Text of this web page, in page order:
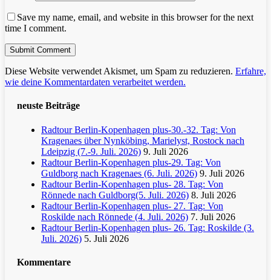
Save my name, email, and website in this browser for the next
time I comment.
Diese Website verwendet Akismet, um Spam zu reduzieren. Erfahre,
wie deine Kommentardaten verarbeitet werden.
neuste Beiträge
Radtour Berlin-Kopenhagen plus-30.-32. Tag: Von
Kragenaes über Nynköbing, Marielyst, Rostock nach
Ldeipzig (7.-9. Juli. 2026) 9. Juli 2026
Radtour Berlin-Kopenhagen plus-29. Tag: Von
Guldborg nach Kragenaes (6. Juli. 2026) 9. Juli 2026
Radtour Berlin-Kopenhagen plus- 28. Tag: Von
Rönnede nach Guldborg(5. Juli. 2026) 8. Juli 2026
Radtour Berlin-Kopenhagen plus- 27. Tag: Von
Roskilde nach Rönnede (4. Juli. 2026) 7. Juli 2026
Radtour Berlin-Kopenhagen plus- 26. Tag: Roskilde (3.
Juli. 2026) 5. Juli 2026
Kommentare